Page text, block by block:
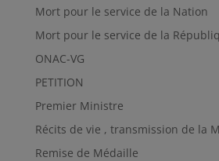
Mort pour le service de la Nation
Mort pour le service de la
ONAC-VG
PETITION
Premier Ministre
Récits de vie , transmission de la
Remise de Médaille